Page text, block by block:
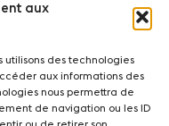
aux
utilisons des technologies
aux informations des
nous permettra de
de navigation ou les ID
Médiation